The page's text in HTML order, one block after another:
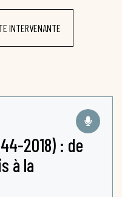
INTERVENANTE
2018) : de
à la